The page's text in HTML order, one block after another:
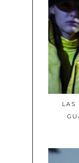
LAS